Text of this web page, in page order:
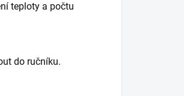
teploty a počtu
do ručníku.